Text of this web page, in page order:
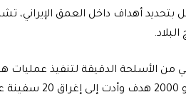
بتحديد أهداف داخل العمق
من الأسلحة الدقيقة لتنفيذ عمليات